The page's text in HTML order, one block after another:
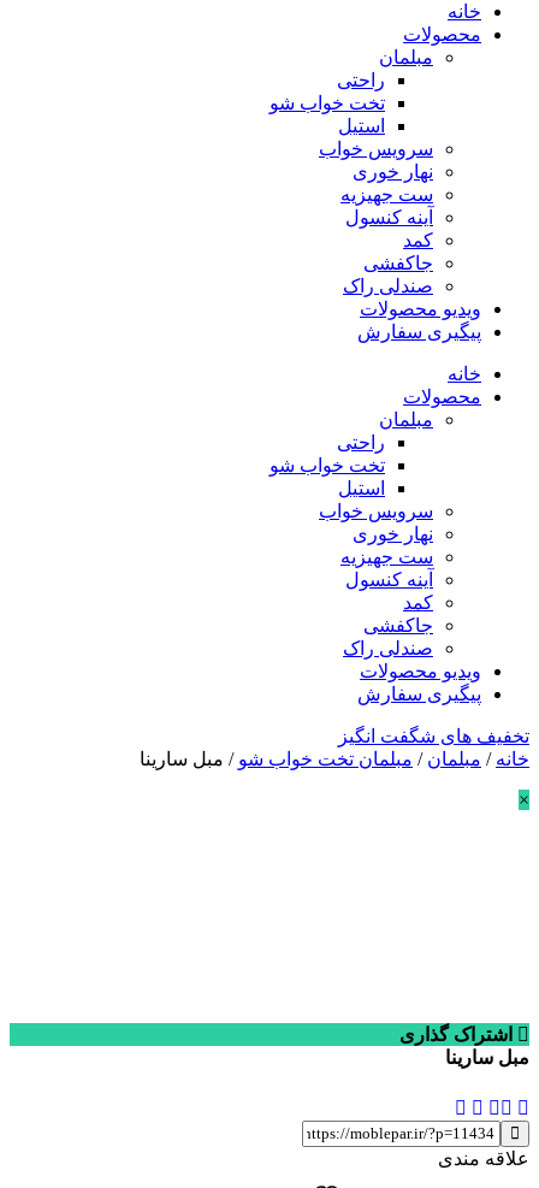
خانه
محصولات
مبلمان
راحتی
تخت خواب شو
استیل
سرویس خواب
نهار خوری
ست جهیزیه
آینه کنسول
کمد
جاکفشی
صندلی راک
ویدیو محصولات
پیگیری سفارش
خانه
محصولات
مبلمان
راحتی
تخت خواب شو
استیل
سرویس خواب
نهار خوری
ست جهیزیه
آینه کنسول
کمد
جاکفشی
صندلی راک
ویدیو محصولات
پیگیری سفارش
تخفیف های شگفت انگیز
خانه / مبلمان / مبلمان تخت خواب شو / مبل سارینا
×
اشتراک گذاری
مبل سارینا
علاقه مندی